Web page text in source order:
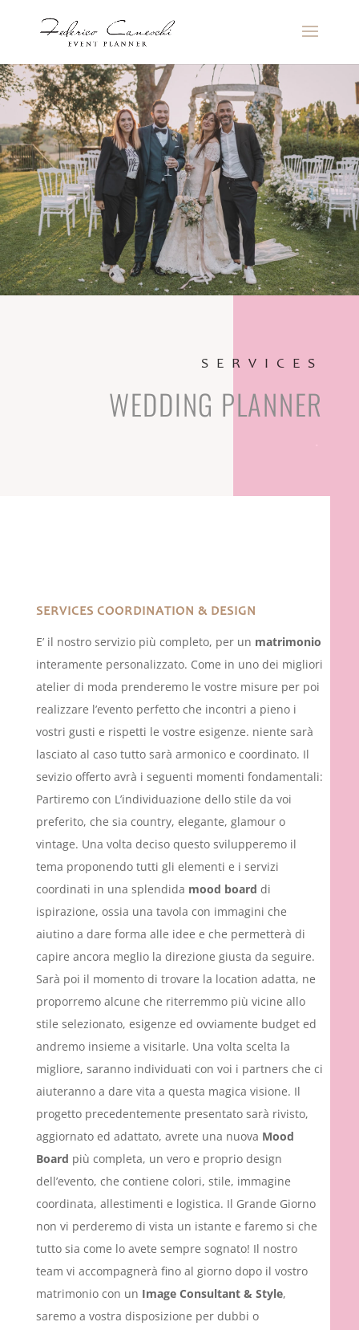
SERVICES
WEDDING PLANNER
SERVICES COORDINATION & DESIGN
E’ il nostro servizio più completo, per un matrimonio
interamente personalizzato. Come in uno dei migliori
atelier di moda prenderemo le vostre misure per poi
realizzare l’evento perfetto che incontri a pieno i
vostri gusti e rispetti le vostre esigenze. niente sarà
lasciato al caso tutto sarà armonico e coordinato. Il
sevizio offerto avrà i seguenti momenti fondamentali:
Partiremo con L’individuazione dello stile da voi
preferito, che sia country, elegante, glamour o
vintage. Una volta deciso questo svilupperemo il
tema proponendo tutti gli elementi e i servizi
coordinati in una splendida mood board di
ispirazione, ossia una tavola con immagini che
aiutino a dare forma alle idee e che permetterà di
capire ancora meglio la direzione giusta da seguire.
Sarà poi il momento di trovare la location adatta, ne
proporremo alcune che riterremmo più vicine allo
stile selezionato, esigenze ed ovviamente budget ed
andremo insieme a visitarle. Una volta scelta la
migliore, saranno individuati con voi i partners che ci
aiuteranno a dare vita a questa magica visione. Il
progetto precedentemente presentato sarà rivisto,
aggiornato ed adattato, avrete una nuova Mood
Board più completa, un vero e proprio design
dell’evento, che contiene colori, stile, immagine
coordinata, allestimenti e logistica. Il Grande Giorno
non vi perderemo di vista un istante e faremo si che
tutto sia come lo avete sempre sognato! Il nostro
team vi accompagnerà fino al giorno dopo il vostro
matrimonio con un Image Consultant & Style,
saremo a vostra disposizione per dubbi o